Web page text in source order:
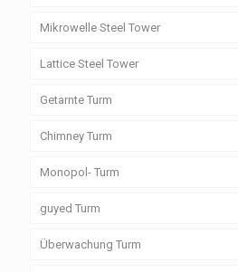
Mikrowelle Steel Tower
Lattice Steel Tower
Getarnte Turm
Chimney Turm
Monopol- Turm
guyed Turm
Überwachung Turm